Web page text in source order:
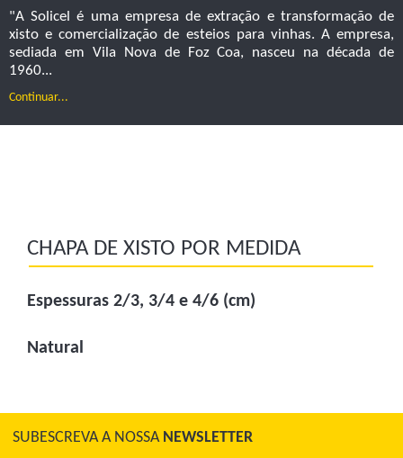
"A Solicel é uma empresa de extração e transformação de
xisto e comercialização de esteios para vinhas. A empresa,
sediada em Vila Nova de Foz Coa, nasceu na década de
1960...
Continuar...
CHAPA DE XISTO POR MEDIDA
Espessuras 2/3, 3/4 e 4/6 (cm)
Natural
SUBESCREVA A NOSSA NEWSLETTER